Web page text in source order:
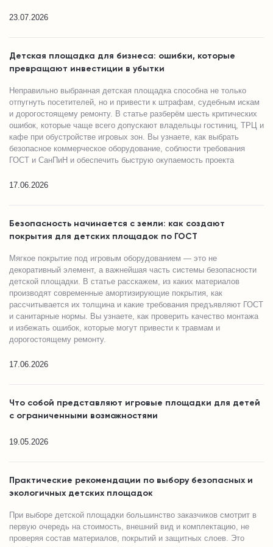
23.07.2026
Детская площадка для бизнеса: ошибки, которые
превращают инвестиции в убытки
Неправильно выбранная детская площадка способна не только
отпугнуть посетителей, но и привести к штрафам, судебным искам
и дорогостоящему ремонту. В статье разберём шесть критических
ошибок, которые чаще всего допускают владельцы гостиниц, ТРЦ и
кафе при обустройстве игровых зон. Вы узнаете, как выбрать
безопасное коммерческое оборудование, соблюсти требования
ГОСТ и СанПиН и обеспечить быструю окупаемость проекта
17.06.2026
Безопасность начинается с земли: как создают
покрытия для детских площадок по ГОСТ
Мягкое покрытие под игровым оборудованием — это не
декоративный элемент, а важнейшая часть системы безопасности
детской площадки. В статье расскажем, из каких материалов
производят современные амортизирующие покрытия, как
рассчитывается их толщина и какие требования предъявляют ГОСТ
и санитарные нормы. Вы узнаете, как проверить качество монтажа
и избежать ошибок, которые могут привести к травмам и
дорогостоящему ремонту.
17.06.2026
Что собой представляют игровые площадки для детей
с ограниченными возможностями
19.05.2026
Практические рекомендации по выбору безопасных и
экологичных детских площадок
При выборе детской площадки большинство заказчиков смотрит в
первую очередь на стоимость, внешний вид и комплектацию, не
проверяя состав материалов, покрытий и защитных слоев. Это